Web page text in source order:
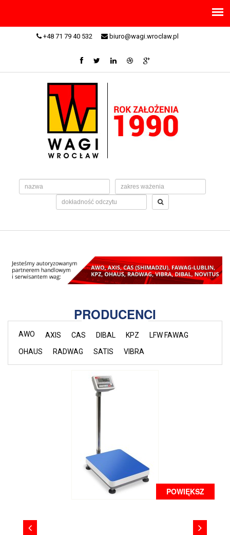
+48 71 79 40 532 biuro@wagi.wroclaw.pl
PRODUCENCI
AWO AXIS CAS DIBAL KPZ
LFW FAWAG
OHAUS
RADWAG SATIS VIBRA
POWIĘKSZ